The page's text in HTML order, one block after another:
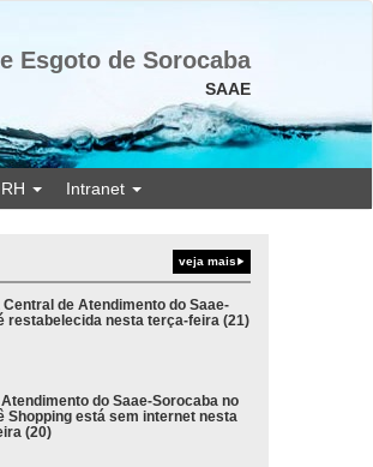
Esgoto de Sorocaba
SAAE
RH Intranet
veja mais
Central de Atendimento do Saae-
restabelecida nesta terça-feira (21)
do Saae-Sorocaba no
Shopping está sem internet nesta
(20)